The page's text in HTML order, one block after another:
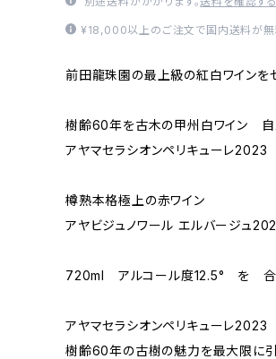
¥18,000以上のご注文で国内送料が無
前田龍珠園の最上級の紅白ワインをセ
樹齢60年を古木の甲州白ワイン
アヤマセラシオンペリキューレ
樽熟本格極上の赤ワイン
アヤビジュノワール エルバージュ
720ml アルコール度12.5° を 合
アヤマセラシオンペリキューレ2023
樹齢60年の古樹の魅力を最大限に